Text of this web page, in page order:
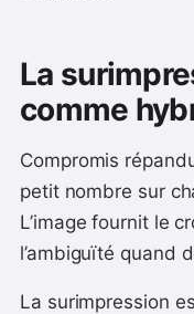
La
comme
Compromis
petit nombre sur
L’image fournit le
l’ambiguïté quand
La surimpression